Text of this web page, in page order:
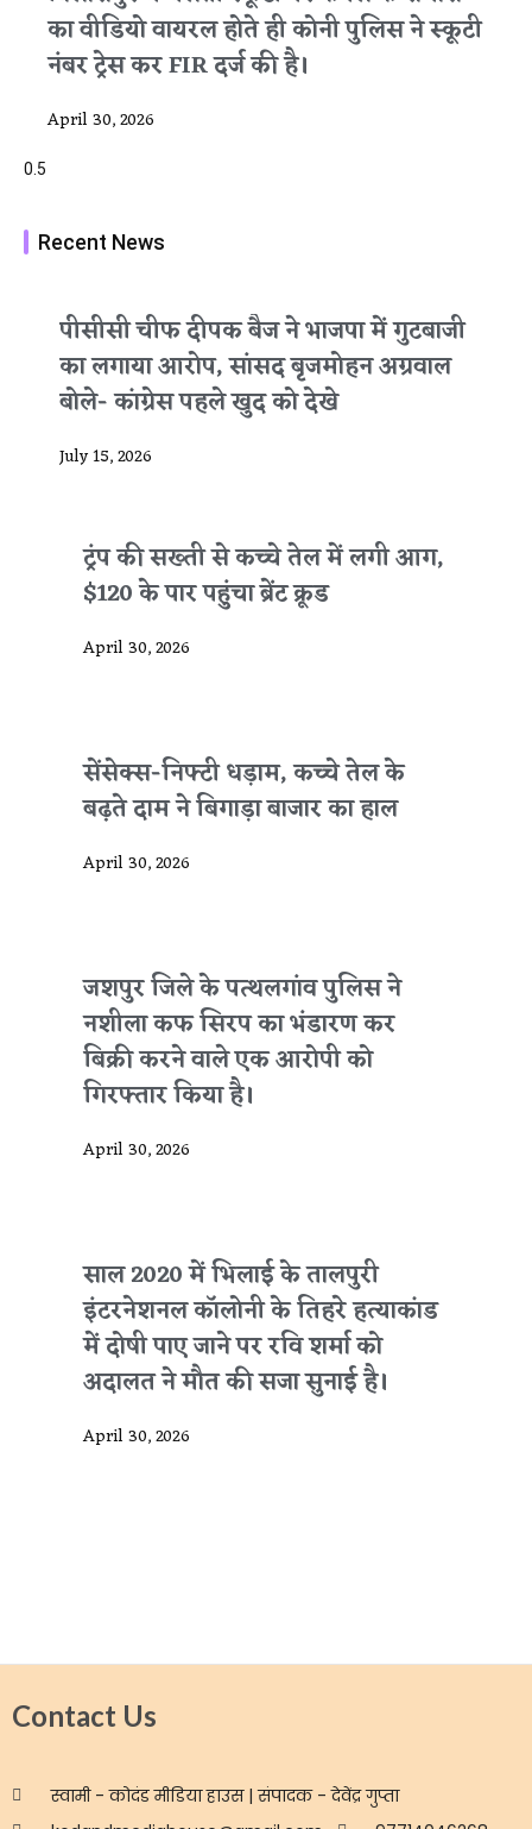
का वीडियो वायरल होते ही कोनी पुलिस ने स्कूटी
नंबर ट्रेस कर FIR दर्ज की है।
April 30, 2026
Recent News
पीसीसी चीफ दीपक बैज ने भाजपा में गुटबाजी
का लगाया आरोप, सांसद बृजमोहन अग्रवाल
बोले- कांग्रेस पहले खुद को देखे
July 15, 2026
ट्रंप की सख्ती से कच्चे तेल में लगी आग,
$120 के पार पहुंचा ब्रेंट क्रूड
April 30, 2026
सेंसेक्स-निफ्टी धड़ाम, कच्चे तेल के
बढ़ते दाम ने बिगाड़ा बाजार का हाल
April 30, 2026
जशपुर जिले के पत्थलगांव पुलिस ने
नशीला कफ सिरप का भंडारण कर
बिक्री करने वाले एक आरोपी को
गिरफ्तार किया है।
April 30, 2026
साल 2020 में भिलाई के तालपुरी
इंटरनेशनल कॉलोनी के तिहरे हत्याकांड
में दोषी पाए जाने पर रवि शर्मा को
अदालत ने मौत की सजा सुनाई है।
April 30, 2026
Contact Us
स्वामी - कोदंड मीडिया हाउस | संपादक - देवेंद्र गुप्ता